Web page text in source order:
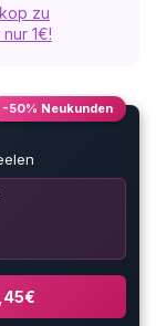
zu
1€!
-50% Neukunden